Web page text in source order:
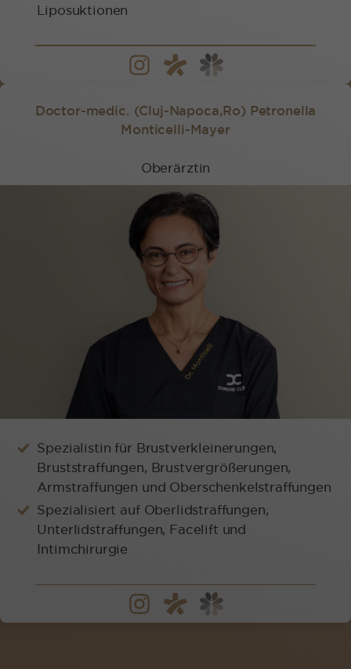
Liposuktionen
Doctor-medic. (Cluj-Napoca,Ro) Petronella
Monticelli-Mayer
Oberärztin
Spezialistin für Brustverkleinerungen,
Bruststraffungen, Brustvergrößerungen,
Armstraffungen und Oberschenkelstraffungen
Spezialisiert auf Oberlidstraffungen,
Unterlidstraffungen, Facelift und
Intimchirurgie